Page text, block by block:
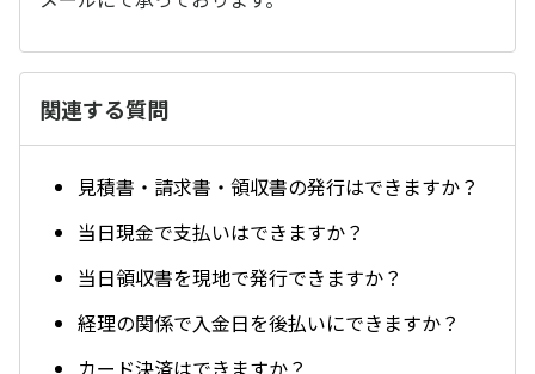
関連する質問
見積書・請求書・領収書の発行はできますか？
当日現金で支払いはできますか？
当日領収書を現地で発行できますか？
経理の関係で入金日を後払いにできますか？
カード決済はできますか？